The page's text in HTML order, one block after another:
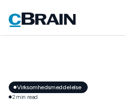
Virksomhedsmeddelelse
2 min read